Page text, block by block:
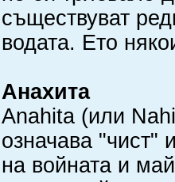
съществуват
водата. Ето
Анахита
Anahita (или
означава "чист"
на войната и